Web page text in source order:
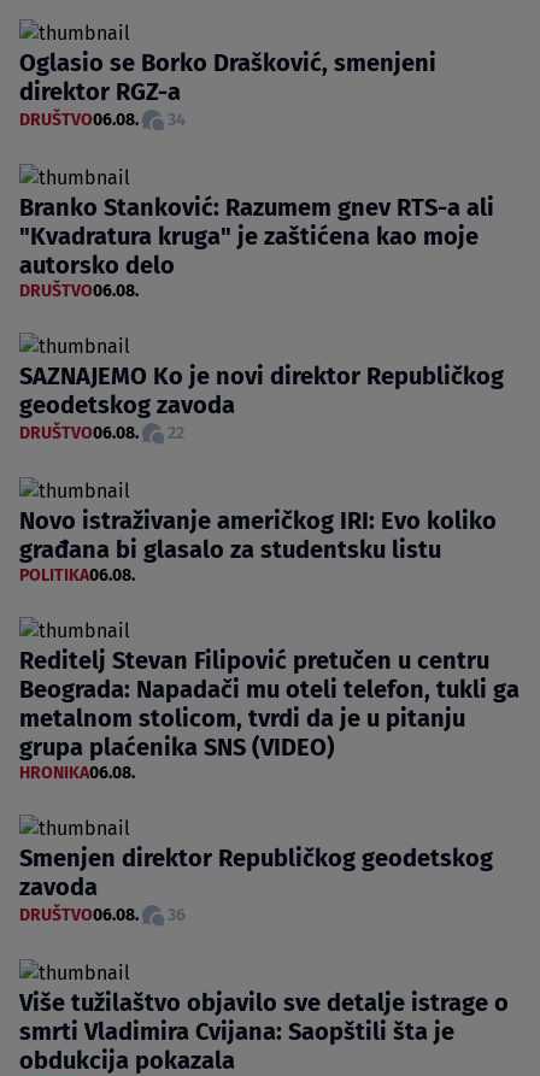
Oglasio se Borko Drašković, smenjeni
direktor RGZ-a
DRUŠTVO06.08. 34
Branko Stanković: Razumem gnev RTS-a ali
"Kvadratura kruga" je zaštićena kao moje
autorsko delo
DRUŠTVO06.08.
SAZNAJEMO Ko je novi direktor Republičkog
geodetskog zavoda
DRUŠTVO06.08. 22
Novo istraživanje američkog IRI: Evo koliko
građana bi glasalo za studentsku listu
POLITIKA06.08.
Reditelj Stevan Filipović pretučen u centru
Beograda: Napadači mu oteli telefon, tukli ga
metalnom stolicom, tvrdi da je u pitanju
grupa plaćenika SNS (VIDEO)
HRONIKA06.08.
Smenjen direktor Republičkog geodetskog
zavoda
DRUŠTVO06.08. 36
Više tužilaštvo objavilo sve detalje istrage o
smrti Vladimira Cvijana: Saopštili šta je
obdukcija pokazala